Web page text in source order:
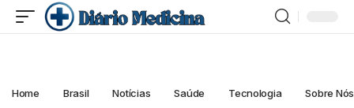
Home Brasil Notícias Saúde Tecnologia Sobre Nós